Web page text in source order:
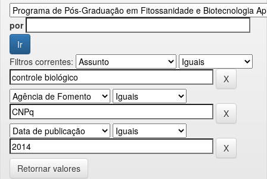
por
Filtros correntes:
Retornar valores